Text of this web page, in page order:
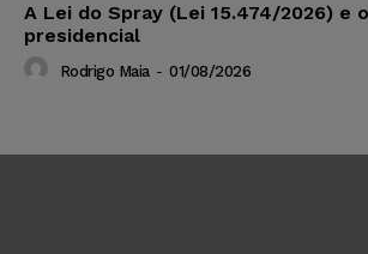
A Lei do Spray (Lei 15.474/2026) e
presidencial
Rodrigo Maia - 01/08/2026